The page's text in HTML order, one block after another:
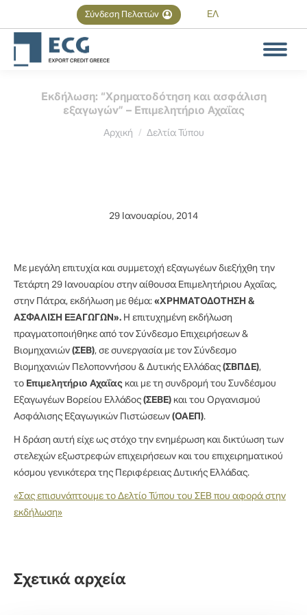
Σύνδεση Πελατών ΕΛ
Εκδήλωση: “Χρηματοδότηση και ασφάλιση
εξαγωγών” – Επιμελητήριο Αχαΐας
Αρχική Δελτία Τύπου
29 Ιανουαρίου, 2014
Με μεγάλη επιτυχία και συμμετοχή εξαγωγέων διεξήχθη την
Τετάρτη 29 Ιανουαρίου στην αίθουσα Επιμελητήριου Αχαΐας,
στην Πάτρα, εκδήλωση με θέμα: «ΧΡΗΜΑΤΟΔΟΤΗΣΗ &
ΑΣΦΑΛΙΣΗ ΕΞΑΓΩΓΩΝ». Η επιτυχημένη εκδήλωση
πραγματοποιήθηκε από τον Σύνδεσμο Επιχειρήσεων &
Βιομηχανιών (ΣΕΒ), σε συνεργασία με τον Σύνδεσμο
Βιομηχανιών Πελοποννήσου & Δυτικής Ελλάδας (ΣΒΠΔΕ),
το Επιμελητήριο Αχαΐας και με τη συνδρομή του Συνδέσμου
Εξαγωγέων Βορείου Ελλάδος (ΣΕΒΕ) και του Οργανισμού
Ασφάλισης Εξαγωγικών Πιστώσεων (ΟΑΕΠ).
Η δράση αυτή είχε ως στόχο την ενημέρωση και δικτύωση των
στελεχών εξωστρεφών επιχειρήσεων και του επιχειρηματικού
κόσμου γενικότερα της Περιφέρειας Δυτικής Ελλάδας.
«Σας επισυνάπτουμε το Δελτίο Τύπου του ΣΕΒ που αφορά στην
εκδήλωση»
Σχετικά αρχεία